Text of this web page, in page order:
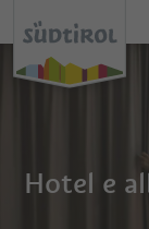
Hotel e